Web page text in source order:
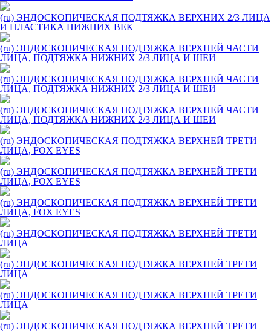
(ru) ЭНДОСКОПИЧЕСКАЯ ПОДТЯЖКА ВЕРХНИХ 2/3 ЛИЦА
И ПЛАСТИКА НИЖНИХ ВЕК
(ru) ЭНДОСКОПИЧЕСКАЯ ПОДТЯЖКА ВЕРХНЕЙ ЧАСТИ
ЛИЦА, ПОДТЯЖКА НИЖНИХ 2/3 ЛИЦА И ШЕИ
(ru) ЭНДОСКОПИЧЕСКАЯ ПОДТЯЖКА ВЕРХНЕЙ ЧАСТИ
ЛИЦА, ПОДТЯЖКА НИЖНИХ 2/3 ЛИЦА И ШЕИ
(ru) ЭНДОСКОПИЧЕСКАЯ ПОДТЯЖКА ВЕРХНЕЙ ЧАСТИ
ЛИЦА, ПОДТЯЖКА НИЖНИХ 2/3 ЛИЦА И ШЕИ
(ru) ЭНДОСКОПИЧЕСКАЯ ПОДТЯЖКА ВЕРХНЕЙ ТРЕТИ
ЛИЦА, FOX EYES
(ru) ЭНДОСКОПИЧЕСКАЯ ПОДТЯЖКА ВЕРХНЕЙ ТРЕТИ
ЛИЦА, FOX EYES
(ru) ЭНДОСКОПИЧЕСКАЯ ПОДТЯЖКА ВЕРХНЕЙ ТРЕТИ
ЛИЦА, FOX EYES
(ru) ЭНДОСКОПИЧЕСКАЯ ПОДТЯЖКА ВЕРХНЕЙ ТРЕТИ
ЛИЦА
(ru) ЭНДОСКОПИЧЕСКАЯ ПОДТЯЖКА ВЕРХНЕЙ ТРЕТИ
ЛИЦА
(ru) ЭНДОСКОПИЧЕСКАЯ ПОДТЯЖКА ВЕРХНЕЙ ТРЕТИ
ЛИЦА
(ru) ЭНДОСКОПИЧЕСКАЯ ПОДТЯЖКА ВЕРХНЕЙ ТРЕТИ